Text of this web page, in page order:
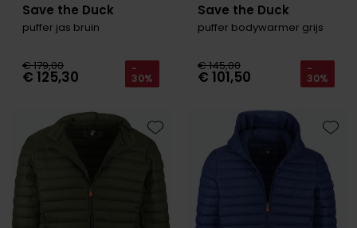
Save the Duck
puffer jas bruin
€ 179,00
€ 125,30 -
30%
Save the Duck
puffer bodywarmer grijs
€ 145,00
€ 101,50 -
30%
Toevoegen aan favorieten